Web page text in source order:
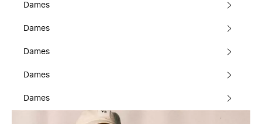
Dames
Dames
Dames
Dames
Dames